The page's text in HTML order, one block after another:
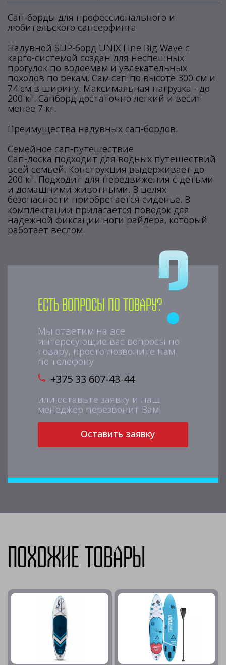
Сап-борды для профессионального и
любительского сапсерфинга
Надувной SUP-борд UNIX Line Big Wave с
карго-системой создан для неспешных
прогулок по водоемам и увлекательных
походов по рекам. Сам сап по высоте 300 см и
74 см в ширину. Максимальная нагрузка - до
200 кг. Сапборд достаточно легкий и весит
менее 7 кг.
Преимущества надувных сап-бордов:
Семейное сап-путешествие
Сап-доска подходит для водных путешествий
всей семьей. Конструкция выдерживает до
200 кг. Подходит для передвижения с детьми
и домашними животными. В целях
безопасности приобретается сиденье. В
комплектации прилагается поводок для
надежной фиксации ноги райдера, который
работает веслом.
Есть вопросы по товару?
Мы ответим на все
интересующие вас вопросы по
товару, просто позвоните нам
по телефону
+375 33 607-43-44
или оставьте заявку и наш
менеджер перезвонит Вам
Оставить заявку
Похожие товары